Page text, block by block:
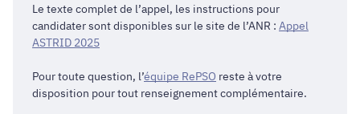
Le texte complet de l’appel, les instructions pour
candidater sont disponibles sur le site de l’ANR : Appel
ASTRID 2025
Pour toute question, l’équipe RePSO reste à votre
disposition pour tout renseignement complémentaire.